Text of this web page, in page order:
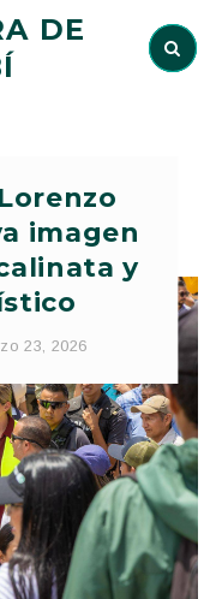
DE
imagen
y
23, 2026